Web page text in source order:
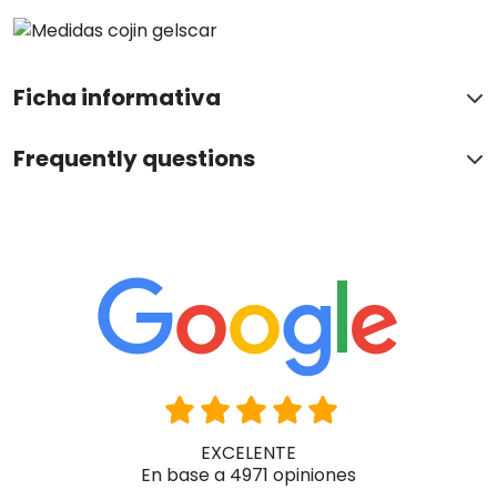
Ficha informativa
Frequently questions
EXCELENTE
En base a 4971 opiniones